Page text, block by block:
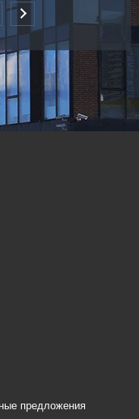
предложения